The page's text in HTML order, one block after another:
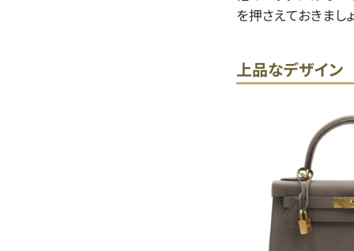
を押さえておきましょ
上品なデザイン